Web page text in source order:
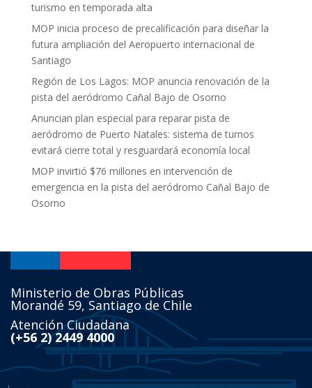
turismo en temporada alta
MOP inicia proceso de precalificación para diseñar la
futura ampliación del Aeropuerto internacional de
Santiago
Región de Los Lagos: MOP anuncia renovación de la
pista del aeródromo Cañal Bajo de Osorno
Anuncian plan especial para reparar pista de
aeródromo de Puerto Natales: sistema de turnos
evitará cierre total y resguardará economía local
MOP invirtió $76 millones en intervención de
emergencia en la pista del aeródromo Cañal Bajo de
Osorno
Ministerio de Obras Públicas
Morandé 59, Santiago de Chile
Atención Ciudadana
(+56 2) 2449 4000